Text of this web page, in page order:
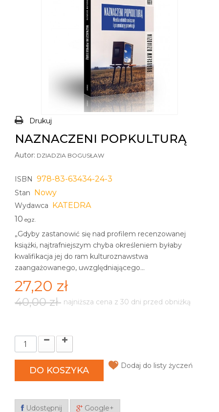
Drukuj
NAZNACZENI POPKULTURĄ
Autor: DZIADZIA BOGUSŁAW
ISBN 978-83-63434-24-3
Stan Nowy
Wydawca KATEDRA
10 egz.
„Gdyby zastanowić się nad profilem recenzowanej
książki, najtrafniejszym chyba określeniem byłaby
kwalifikacja jej do ram kulturoznawstwa
zaangażowanego, uwzględniającego...
27,20 zł
40,00 zł najniższa cena z 30 dni przed obniżką
DO KOSZYKA Dodaj do listy życzeń
Udostępnij Google+